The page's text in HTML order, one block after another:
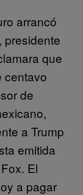
arrancó
presidente
que
centavo
de
a Trump
emitida
El
a pagar